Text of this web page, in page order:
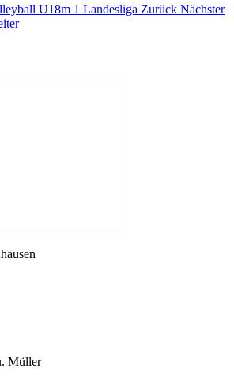
U18m 1 Landesliga Zurück Nächster